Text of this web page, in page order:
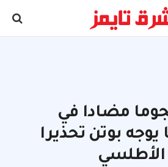
مضادا في
بوتن تحذيرا